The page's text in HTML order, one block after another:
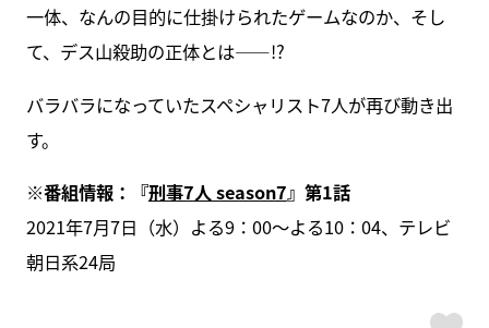
一体、なんの目的に仕掛けられたゲームなのか、そし
て、デス山殺助の正体とは――!?
バラバラになっていたスペシャリスト7人が再び動き出
す。
※番組情報：『刑事7人 season7』第1話
2021年7月7日（水）よる9：00〜よる10：04、テレビ
朝日系24局